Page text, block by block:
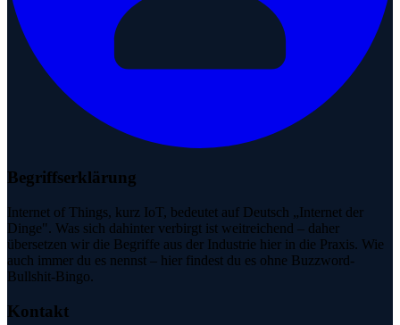
Begriffserklärung
Internet of Things, kurz IoT, bedeutet auf Deutsch „Internet der
Dinge". Was sich dahinter verbirgt ist weitreichend – daher
übersetzen wir die Begriffe aus der Industrie hier in die Praxis. Wie
auch immer du es nennst – hier findest du es ohne Buzzword-
Bullshit-Bingo.
Kontakt